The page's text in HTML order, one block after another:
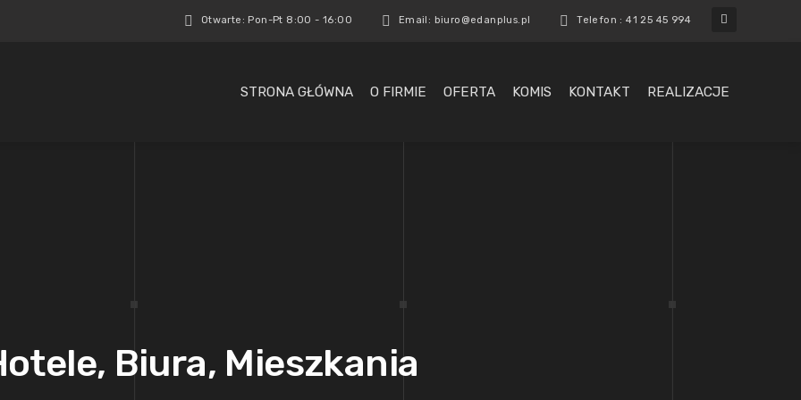
Otwarte: Pon-Pt 8:00 - 16:00 Email: biuro@edanplus.pl Telefon : 41 25 45 994
STRONA GŁÓWNA O FIRMIE OFERTA KOMIS KONTAKT REALIZACJE
Biura, Mieszkania